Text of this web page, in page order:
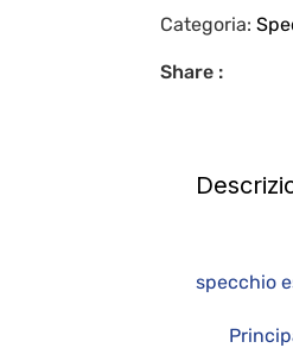
Categoria:
Share :